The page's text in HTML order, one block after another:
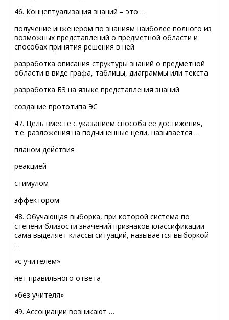
46. Концептуализация знаний – это …
получение инженером по знаниям наиболее полного из
возможных представлений о предметной области и
способах принятия решения в ней
разработка описания структуры знаний о предметной
области в виде графа, таблицы, диаграммы или текста
разработка БЗ на языке представления знаний
создание прототипа ЭС
47. Цель вместе с указанием способа ее достижения,
т.е. разложения на подчиненные цели, называется …
планом действия
реакцией
стимулом
эффектором
48. Обучающая выборка, при которой система по
степени близости значений признаков классификации
сама выделяет классы ситуаций, называется выборкой
…
«с учителем»
нет правильного ответа
«без учителя»
49. Ассоциации возникают …